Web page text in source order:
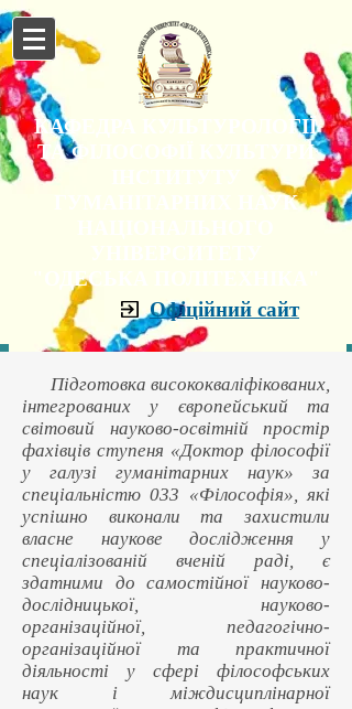
КАФЕДРА КУЛЬТУРОЛОГІЇ
ТА ФІЛОСОФІЇ КУЛЬТУРИ
ГУМАНІТАРНИХ НАУК
"ОДЕСЬКА ПОЛІТЕХНІКА"
Офіційний сайт
Підготовка висококваліфікованих,
інтегрованих у європейський та
світовий науково-освітній простір
фахівців ступеня «Доктор філософії
у галузі гуманітарних наук» за
спеціальністю 033 «Філософія», які
успішно виконали та захистили
власне наукове дослідження у
спеціалізованій вченій раді, є
здатними до самостійної науково-
дослідницької, науково-
організаційної, педагогічно-
організаційної та практичної
діяльності у сфері філософських
наук і міждисциплінарної